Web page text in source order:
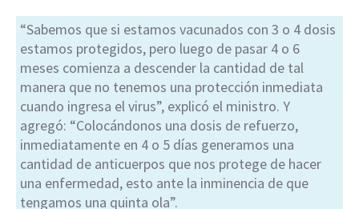
“Sabemos que si estamos vacunados con 3 o 4 dosis
estamos protegidos, pero luego de pasar 4 o 6
meses comienza a descender la cantidad de tal
manera que no tenemos una protección inmediata
cuando ingresa el virus”, explicó el ministro. Y
agregó: “Colocándonos una dosis de refuerzo,
inmediatamente en 4 o 5 días generamos una
cantidad de anticuerpos que nos protege de hacer
una enfermedad, esto ante la inminencia de que
tengamos una quinta ola”.